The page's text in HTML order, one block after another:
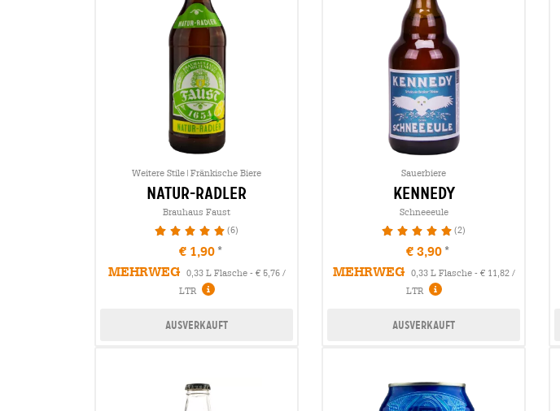
Weitere Stile|Fränkische Biere
natur-radler
Brauhaus Faust
100% (6)
€ 1,90
MEHRWEG
0,33 L Flasche - € 5,76 /
LTR
Ausverkauft
Sauerbiere
kennedy
Schneeeule
100% (2)
€ 3,90
MEHRWEG
0,33 L Flasche - € 11,82 /
LTR
Ausverkauft